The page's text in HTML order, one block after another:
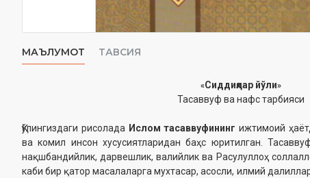
МАЪЛУМОТ ТАВСИЯ
«Сиддиқлар йўли»
Тасаввуф ва нафс тарбияси
Қўлингиздаги рисолада Ислом тасаввуфининг ижтимоий
ва комил инсон хусусиятларидан баҳс юритилган.
нақшбандийлик, дарвешлик, валийлик ва Расулуллоҳ
каби бир қатор масалаларга мухтасар, асосли, илмий